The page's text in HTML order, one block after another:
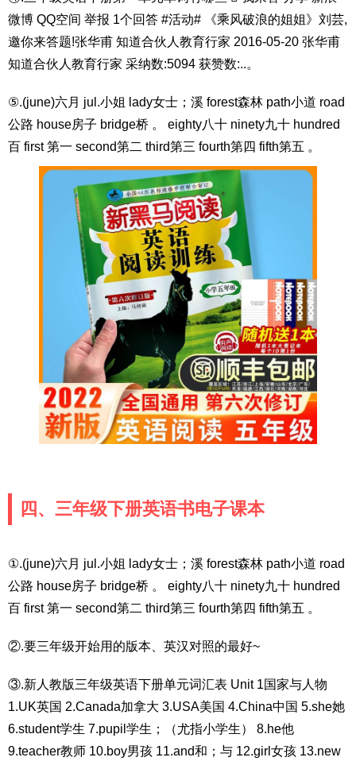
微博 QQ空间 举报 1个回答 #活动# 《乘风破浪的姐姐》刘芸,
邀你来答题!张华甫 知道合伙人教育行家 2016-05-20 张华甫
知道合伙人教育行家 采纳数:5094 获赞数:..。
⑤.(june)六月 jul.小姐 lady女士；溪 forest森林 path小道 road
公路 house房子 bridge桥 。 eighty八十 ninety九十 hundred
百 first 第一 second第二 third第三 fourth第四 fifth第五 。
四、三年级下册英语书电子课本
①.(june)六月 jul.小姐 lady女士；溪 forest森林 path小道 road
公路 house房子 bridge桥 。 eighty八十 ninety九十 hundred
百 first 第一 second第二 third第三 fourth第四 fifth第五 。
②.要三年级开始用的版本、英汉对照的最好~
③.新人教版三年级英语下册单元词汇表 Unit 1国家与人物
1.UK英国 2.Canada加拿大 3.USA美国 4.China中国 5.she她
6.student学生 7.pupil学生；（尤指小学生） 8.he他
9.teacher教师 10.boy男孩 11.and和；与 12.girl女孩 13.new